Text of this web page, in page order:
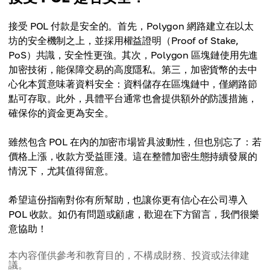
接受 POL 付款是安全的。首先，Polygon 網路建立在以太
坊的安全機制之上，並採用權益證明（Proof of Stake,
PoS）共識，安全性更強。其次，Polygon 區塊鏈使用先進
加密技術，能保障交易的高度隱私。第三，加密貨幣的去中
心化本質意味著資料安全：資料儲存在區塊鏈中，僅網路節
點可存取。此外，具體平台通常也會提供額外的防護措施，
確保你的資金更為安全。
雖然包含 POL 在內的加密市場皆具波動性，但也別忘了：若
價格上漲，收款方受益匪淺。這在整體加密生態持續發展的
情況下，尤其值得留意。
希望這份指南對你有所幫助，也讓你更有信心在公司導入
POL 收款。如仍有問題或顧慮，歡迎在下方留言，我們很樂
意協助！
本內容僅供參考和教育目的，不構成財務、投資或法律建
議。